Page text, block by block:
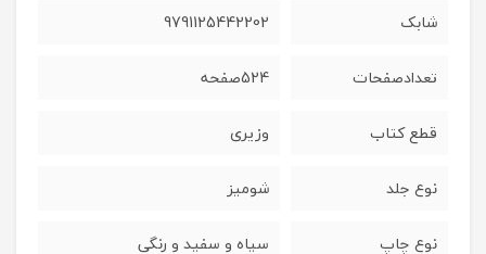
شابک 9791125442202
تعدادصفحات 524صفحه
قطع کتاب وزیری
نوع جلد شومیز
نوع چاپ سیاه و سفید و رنگی